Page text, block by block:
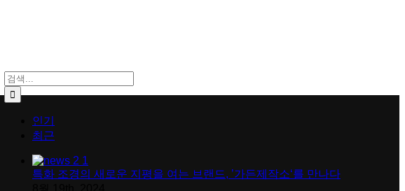
검색:
인기
최근
특화 조경의 새로운 지평을 여는 브랜드, ’가든제작소‘를 만나다